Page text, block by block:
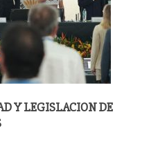
Y LEGISLACION DE